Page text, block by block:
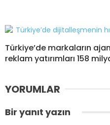
Türkiye’de markaların
reklam yatırımları 158
YORUMLAR
Bir yanıt yazın